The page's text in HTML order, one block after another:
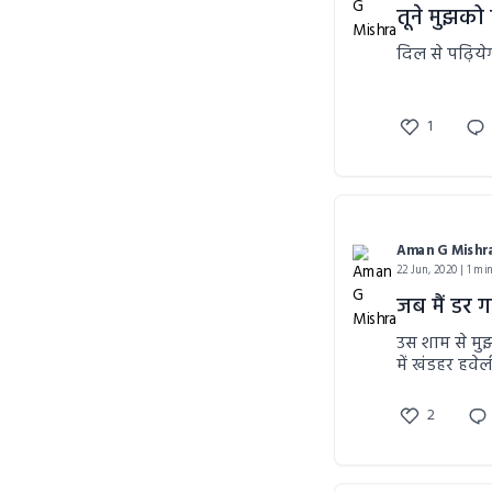
तूने मुझको
दिल से
1
Aman G
22 Jun, 2020 | 1
जब मैं डर
उस शाम से मुझ में डर घर कर
में खंडहर हवेली से क्या गुज़रा, उस
चेतीं पैर थरथराने लगे, एक झोंका आया औ' लगा
हाल खौफ़-ज़दा मैं इतना डरा चश्म पानी से भर गया। इस हालत में
2